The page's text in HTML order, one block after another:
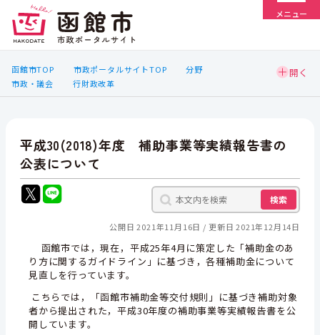
メニュー
函館市TOP 市政ポータルサイトTOP
分野
市政・議会
行財政改革
平成30(2018)年度 補助事業等実績報告書の
公表について
検索
公開日 2021年11月16日 更新日 2021年12月14日
函館市では，現在，平成25年4月に策定した「補助金のあ
り方に関するガイドライン」に基づき，各種補助金について
見直しを行っています。
こちらでは，「函館市補助金等交付規則」に基づき補助対象
者から提出された，平成30年度の補助事業等実績報告書を公
開しています。